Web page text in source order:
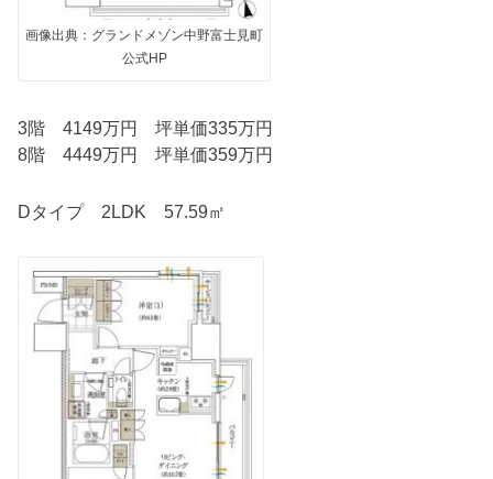
画像出典：グランドメゾン中野富士見町
公式HP
3階 4149万円 坪単価335万円
8階 4449万円 坪単価359万円
Dタイプ 2LDK 57.59㎡